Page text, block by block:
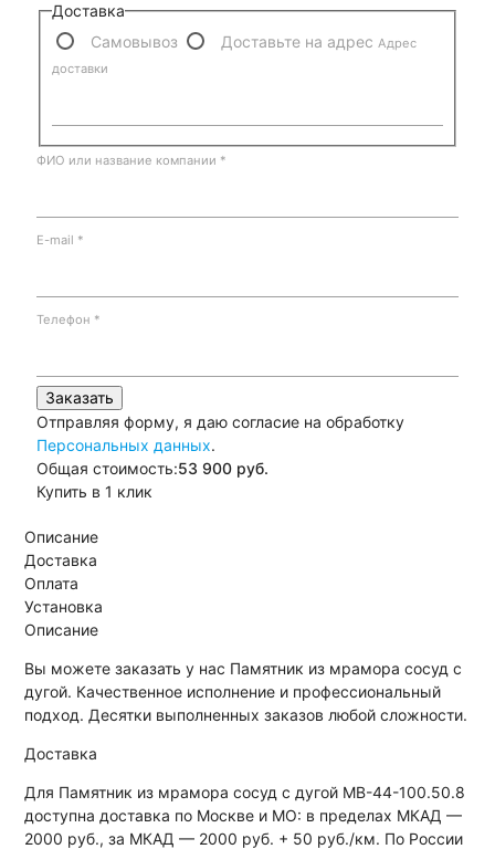
Доставка
Самовывоз
Доставьте на адрес Адрес
доставки
ФИО или название компании *
E-mail *
Телефон *
Заказать
Отправляя форму, я даю согласие на обработку
Персональных данных.
Общая стоимость:53 900руб.
Купить в 1 клик
Описание
Доставка
Оплата
Установка
Описание
Вы можете заказать у нас Памятник из мрамора сосуд с
дугой. Качественное исполнение и профессиональный
подход. Десятки выполненных заказов любой сложности.
Доставка
Для Памятник из мрамора сосуд с дугой МВ-44-100.50.8
доступна доставка по Москве и МО: в пределах МКАД —
2000 руб., за МКАД — 2000 руб. + 50 руб./км. По России